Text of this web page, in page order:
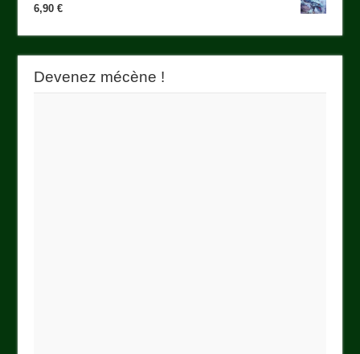
6,90€
Devenez mécène !